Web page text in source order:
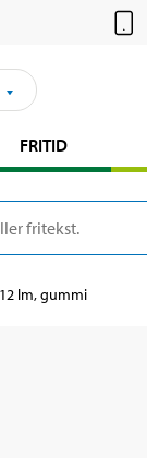
FRITID
lm, gummi